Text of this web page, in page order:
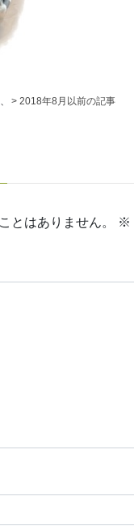
、 > 2018年8月以前の記事
とはありません。 ※